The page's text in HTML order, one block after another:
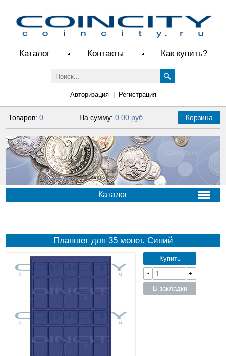
Каталог Контакты Как купить?
Авторизация| Регистрация
Товаров:0 На сумму: 0.00 руб. Корзина
Каталог
Планшет для 35 монет. Синий
Купить
-
+
В закладки